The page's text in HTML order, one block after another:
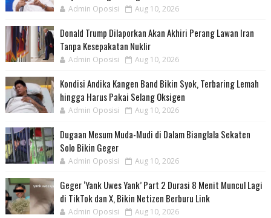
Admin Oposisi Aug 10, 2026
Donald Trump Dilaporkan Akan Akhiri Perang Lawan Iran
Tanpa Kesepakatan Nuklir
Admin Oposisi Aug 10, 2026
Kondisi Andika Kangen Band Bikin Syok, Terbaring Lemah
hingga Harus Pakai Selang Oksigen
Admin Oposisi Aug 10, 2026
Dugaan Mesum Muda-Mudi di Dalam Bianglala Sekaten
Solo Bikin Geger
Admin Oposisi Aug 10, 2026
Geger ‘Yank Uwes Yank’ Part 2 Durasi 8 Menit Muncul Lagi
di TikTok dan X, Bikin Netizen Berburu Link
Admin Oposisi Aug 10, 2026